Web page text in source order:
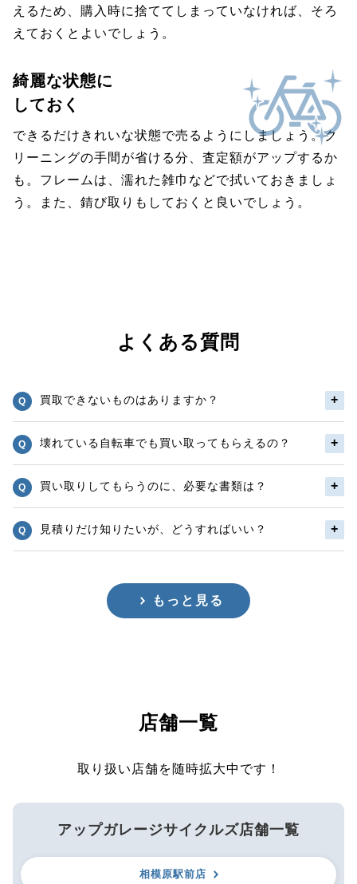
えるため、購入時に捨ててしまっていなければ、そろ
えておくとよいでしょう。
綺麗な状態に
しておく
できるだけきれいな状態で売るようにしましょう。ク
リーニングの手間が省ける分、査定額がアップするか
も。フレームは、濡れた雑巾などで拭いておきましょ
う。また、錆び取りもしておくと良いでしょう。
よくある質問
買取できないものはありますか？
壊れている自転車でも買い取ってもらえるの？
買い取りしてもらうのに、必要な書類は？
見積りだけ知りたいが、どうすればいい？
もっと見る
店舗一覧
取り扱い店舗を随時拡大中です！
アップガレージサイクルズ店舗一覧
相模原駅前店